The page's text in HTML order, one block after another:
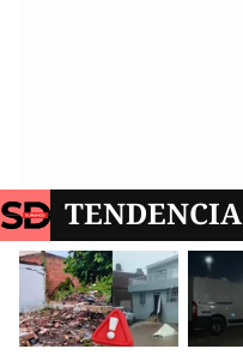
TENDENCIA